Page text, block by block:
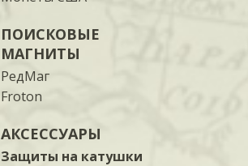
ПОИСКОВЫЕ
МАГНИТЫ
РедМаг
Froton
АКСЕССУАРЫ
Защиты на катушки